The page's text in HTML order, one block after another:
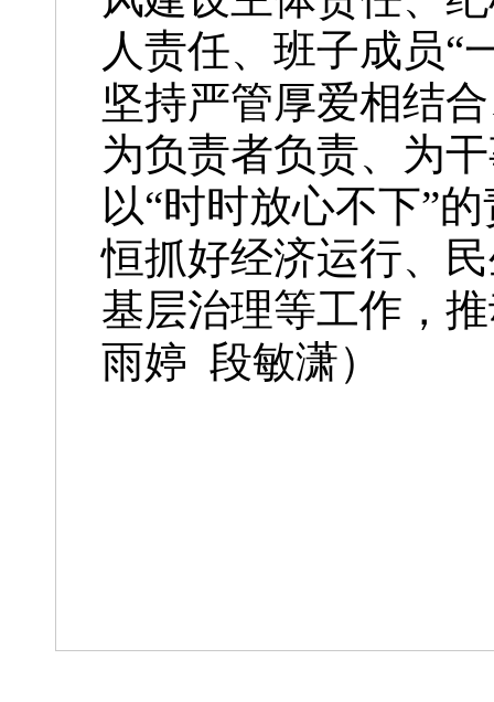
人责任、班子成员“
坚持严管厚爱相结
为负责者负责、为
以“时时放心不下”
恒抓好经济运行、
基层治理等工作，
雨婷 段敏潇）